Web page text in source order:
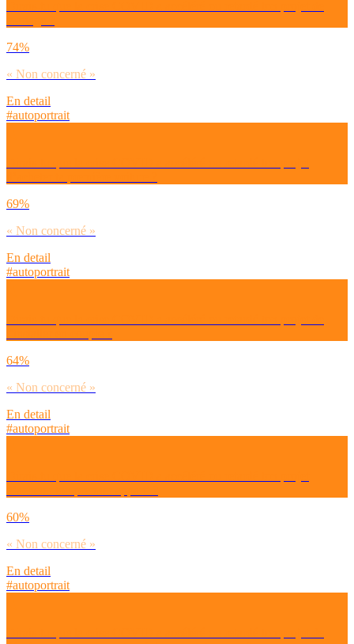
74%
« Non concerné »
En detail
#autoportrait
69%
« Non concerné »
En detail
#autoportrait
64%
« Non concerné »
En detail
#autoportrait
60%
« Non concerné »
En detail
#autoportrait